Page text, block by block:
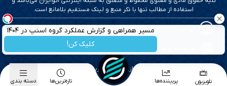
مسیر همراهی و گزارش عملکرد گروه اسنپ در ۱۴۰۴
کلیک کن!
استفاده از مطالب تنها با ذکر منبع و لینک مستقیم بلامانع است.
طراحی سایت خبری و خبرگزاری آسام
بهینه سازی و سئو؛ گروه رسانه ای دنیای اقتصاد
طراحی گرافیک و پیاده سازی؛ برآیند تجربه
تلویزیون پربیننده‌ها تازه‌ترین‌ها دسته بندی